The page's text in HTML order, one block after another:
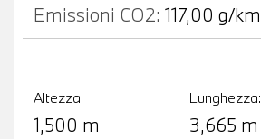
Emissioni CO2: 117,00 g/km
Altezza
1,500 m
Lunghezza:
3,665 m